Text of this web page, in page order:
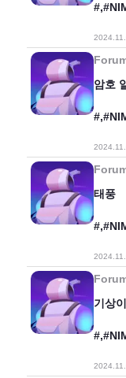
암호
태풍
기상